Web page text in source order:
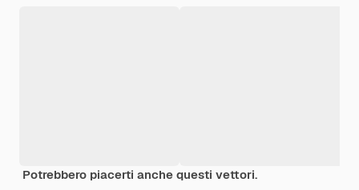
Potrebbero piacerti anche questi vettori.